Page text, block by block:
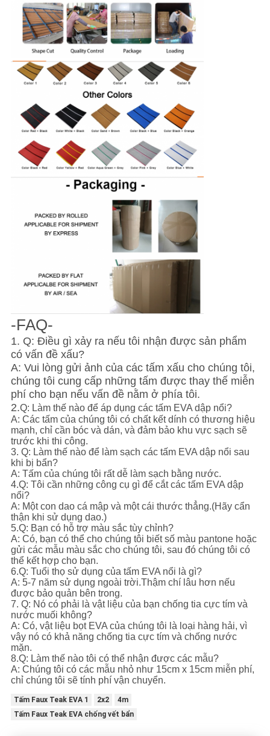
-FAQ-
1. Q: Điều gì xảy ra nếu tôi nhận được sản phẩm
có vấn đề xấu?
A: Vui lòng gửi ảnh của các tấm xấu cho chúng tôi,
chúng tôi cung cấp những tấm được thay thế miễn
phí cho bạn nếu vấn đề nằm ở phía tôi.
2.Q: Làm thế nào để áp dụng các tấm EVA dập nổi?
A: Các tấm của chúng tôi có chất kết dính có thương hiệu
mạnh, chỉ cần bóc và dán, và đảm bảo khu vực sạch sẽ
trước khi thi công.
3. Q: Làm thế nào để làm sạch các tấm EVA dập nổi sau
khi bị bẩn?
A: Tấm của chúng tôi rất dễ làm sạch bằng nước.
4.Q: Tôi cần những công cụ gì để cắt các tấm EVA dập
nổi?
A: Một con dao cá mập và một cái thước thẳng.(Hãy cẩn
thận khi sử dụng dao.)
5.Q: Bạn có hỗ trợ màu sắc tùy chỉnh?
A: Có, bạn có thể cho chúng tôi biết số màu pantone hoặc
gửi các mẫu màu sắc cho chúng tôi, sau đó chúng tôi có
thể kết hợp cho bạn.
6.Q: Tuổi thọ sử dụng của tấm EVA nổi là gì?
A: 5-7 năm sử dụng ngoài trời.Thậm chí lâu hơn nếu
được bảo quản bên trong.
7. Q: Nó có phải là vật liệu của bạn chống tia cực tím và
nước muối không?
A: Có, vật liệu bọt EVA của chúng tôi là loại hàng hải, vì
vậy nó có khả năng chống tia cực tím và chống nước
mặn.
8.Q: Làm thế nào tôi có thể nhận được các mẫu?
A: Chúng tôi có các mẫu nhỏ như 15cm x 15cm miễn phí,
chỉ chúng tôi sẽ tính phí vận chuyển.
Tấm Faux Teak EVA 1 2x2
4m
Tấm Faux Teak EVA chống vết bẩn